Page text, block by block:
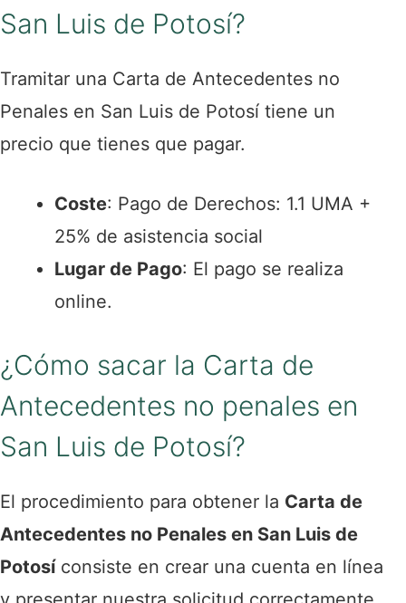
San Luis de Potosí?
Tramitar una Carta de Antecedentes no
Penales en San Luis de Potosí tiene un
precio que tienes que pagar.
Coste: Pago de Derechos: 1.1 UMA +
25% de asistencia social
Lugar de Pago: El pago se realiza
online.
¿Cómo sacar la Carta de
Antecedentes no penales en
San Luis de Potosí?
El procedimiento para obtener la Carta de
Antecedentes no Penales en San Luis de
Potosíconsiste en crear una cuenta en línea